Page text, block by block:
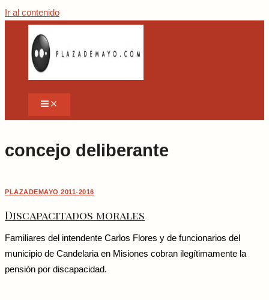
Ir al contenido
concejo deliberante
PLAZADEMAYO 2011-2016
Discapacitados morales
Familiares del intendente Carlos Flores y de funcionarios del
municipio de Candelaria en Misiones cobran ilegítimamente la
pensión por discapacidad.